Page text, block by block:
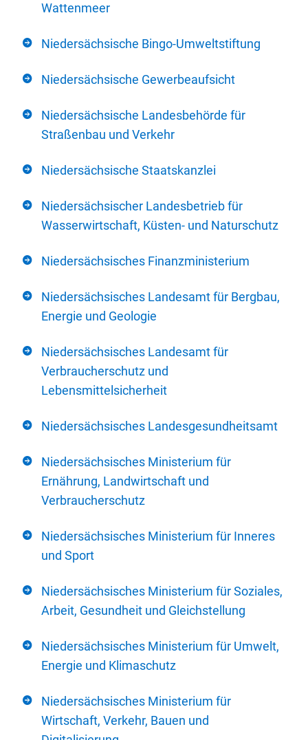
Wattenmeer
Niedersächsische Bingo-Umweltstiftung
Niedersächsische Gewerbeaufsicht
Niedersächsische Landesbehörde für
Straßenbau und Verkehr
Niedersächsische Staatskanzlei
Niedersächsischer Landesbetrieb für
Wasserwirtschaft, Küsten- und Naturschutz
Niedersächsisches Finanzministerium
Niedersächsisches Landesamt für Bergbau,
Energie und Geologie
Niedersächsisches Landesamt für
Verbraucherschutz und
Lebensmittelsicherheit
Niedersächsisches Landesgesundheitsamt
Niedersächsisches Ministerium für
Ernährung, Landwirtschaft und
Verbraucherschutz
Niedersächsisches Ministerium für Inneres
und Sport
Niedersächsisches Ministerium für Soziales,
Arbeit, Gesundheit und Gleichstellung
Niedersächsisches Ministerium für Umwelt,
Energie und Klimaschutz
Niedersächsisches Ministerium für
Wirtschaft, Verkehr, Bauen und